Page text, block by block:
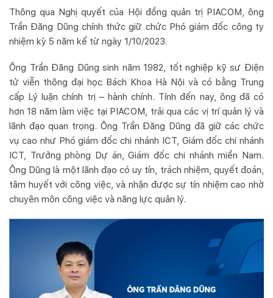
Thông qua Nghị quyết của Hội đồng quản trị PIACOM, ông
Trần Đăng Dũng chính thức giữ chức Phó giám đốc công ty
nhiệm kỳ 5 năm kể từ ngày 1/10/2023.
Ông Trần Đăng Dũng sinh năm 1982, tốt nghiệp kỹ sư Điện
tử viễn thông đại học Bách Khoa Hà Nội và có bằng Trung
cấp Lý luận chính trị – hành chính. Tính đến nay, ông đã có
hơn 18 năm làm việc tại PIACOM, trải qua các vị trí quản lý và
lãnh đạo quan trọng. Ông Trần Đăng Dũng đã giữ các chức
vụ cao như Phó giám đốc chi nhánh ICT, Giám đốc chi nhánh
ICT, Trưởng phòng Dự án, Giám đốc chi nhánh miền Nam.
Ông Dũng là một lãnh đạo có uy tín, trách nhiệm, quyết đoán,
tâm huyết với công việc, và nhận được sự tín nhiệm cao nhờ
chuyên môn công việc và năng lực quản lý.